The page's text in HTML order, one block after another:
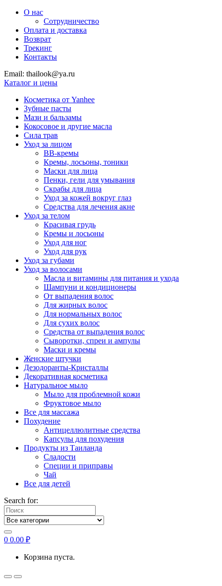
О нас
Сотрудничество
Оплата и доставка
Возврат
Трекинг
Контакты
Email: thailook@ya.ru
Каталог и цены
Косметика от Yanhee
Зубные пасты
Мази и бальзамы
Кокосовое и другие масла
Сила трав
Уход за лицом
BB-кремы
Кремы, лосьоны, тоники
Маски для лица
Пенки, гели для умывания
Скрабы для лица
Уход за кожей вокруг глаз
Средства для лечения акне
Уход за телом
Красивая грудь
Кремы и лосьоны
Уход для ног
Уход для рук
Уход за губами
Уход за волосами
Масла и витамины для питания и ухода
Шампуни и кондиционеры
От выпадения волос
Для жирных волос
Для нормальных волос
Для сухих волос
Средства от выпадения волос
Сыворотки, спреи и ампулы
Маски и кремы
Женские штучки
Дезодоранты-Кристаллы
Декоративная косметика
Натуральное мыло
Мыло для проблемной кожи
Фруктовое мыло
Все для массажа
Похудение
Антицеллюлитные средства
Капсулы для похудения
Продукты из Таиланда
Сладости
Специи и приправы
Чай
Все для детей
Search for:
0 0.00 ₽
Корзина пуста.